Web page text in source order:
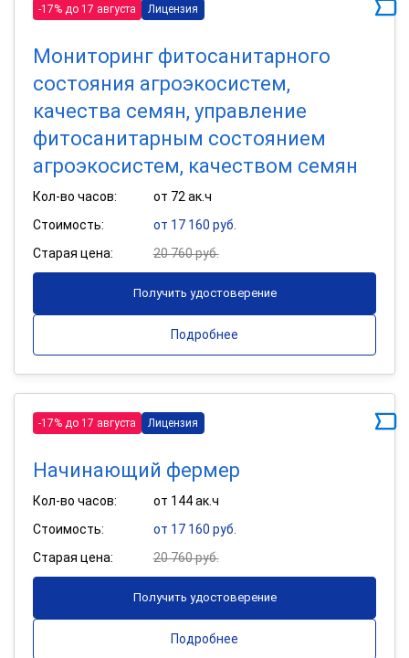
-17% до 17 августа Лицензия
Мониторинг фитосанитарного
состояния агроэкосистем,
качества семян, управление
фитосанитарным состоянием
агроэкосистем, качеством семян
Кол-во часов:
от 72 ак.ч
Стоимость:
от 17 160 руб.
Старая цена:
20 760 руб.
Получить удостоверение
Подробнее
-17% до 17 августа Лицензия
Начинающий фермер
Кол-во часов:
от 144 ак.ч
Стоимость:
от 17 160 руб.
Старая цена:
20 760 руб.
Получить удостоверение
Подробнее